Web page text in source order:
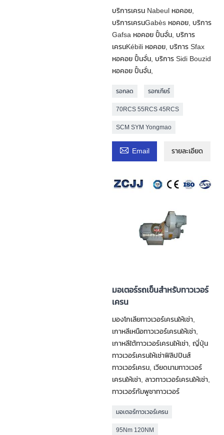
บริการเครน Nabeul หอคอย,
บริการเครนGabès หอคอย, บริการ
Gafsa หอคอย ปั้นจั่น, บริการ
เครนKébili หอคอย, บริการ Sfax
หอคอย ปั้นจั่น, บริการ Sidi Bouzid
หอคอย ปั้นจั่น,
รอกลด
รอกเกียร์
70RCS 55RCS 45RCS
SCM SYM Yongmao
 Email รายละเอียด
มอเตอร์รถเข็นสำหรับทาวเวอร์
เครน
มองโกเลียทาวเวอร์เครนให้เช่า,
เกาหลีเหนือทาวเวอร์เครนให้เช่า,
เกาหลีใต้ทาวเวอร์เครนให้เช่า, ญี่ปุ่น
ทาวเวอร์เครนให้เช่าฟิลิปปินส์
ทาวเวอร์เครน, เวียดนามทาวเวอร์
เครนให้เช่า, ลาวทาวเวอร์เครนให้เช่า,
ทาวเวอร์กัมพูชาทาวเวอร์
มอเตอร์ทาวเวอร์เครน
95Nm 120NM